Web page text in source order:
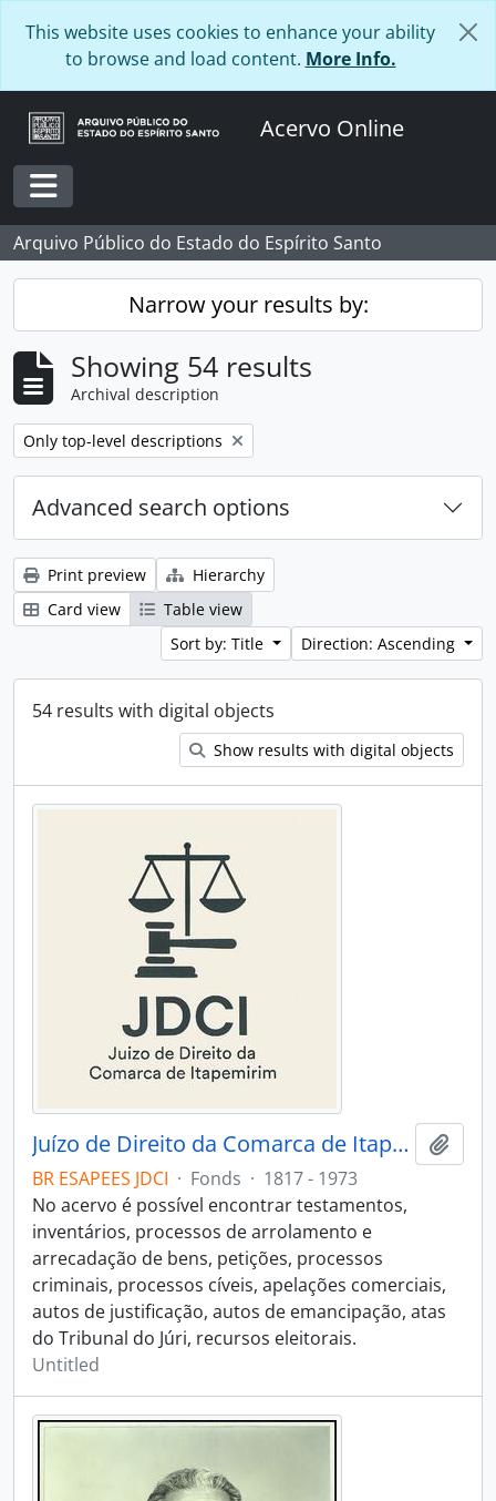
This website uses cookies to enhance your ability
to browse and load content. More Info.
Acervo Online
Toggle navigation
Arquivo Público do Estado do Espírito Santo
Narrow your results by:
Showing 54 results
Archival description
Remove filter:
Only top-level descriptions
Advanced search options
Print preview
Hierarchy
Card view
Table view
Sort by: Title
Direction: Ascending
54 results with digital objects
Show results with digital objects
Juízo de Direito da Comarca de Itapemirim
BR ESAPEES JDCI · Fonds · 1817 - 1973
No acervo é possível encontrar testamentos,
inventários, processos de arrolamento e
arrecadação de bens, petições, processos
criminais, processos cíveis, apelações comerciais,
autos de justificação, autos de emancipação, atas
do Tribunal do Júri, recursos eleitorais.
Untitled